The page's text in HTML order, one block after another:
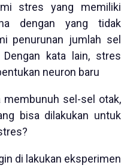
stres yang memiliki
dengan yang tidak
penurunan jumlah sel
kata lain, stres
neuron baru
sel-sel otak,
bisa dilakukan untuk
di lakukan eksperimen